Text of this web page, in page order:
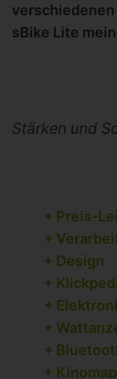
sBike Lite
Stärken und
+ Preis-
+
+ Design
+
+
+
+
+